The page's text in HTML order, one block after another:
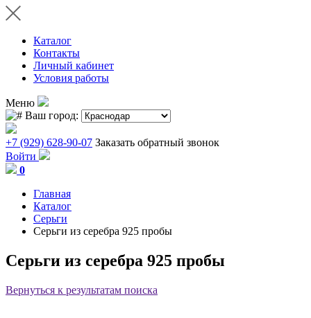
Каталог
Контакты
Личный кабинет
Условия работы
Меню
Ваш город:
+7 (929) 628-90-07 Заказать обратный звонок
Войти
0
Главная
Каталог
Серьги
Серьги из серебра 925 пробы
Серьги из серебра 925 пробы
Вернуться к результатам поиска